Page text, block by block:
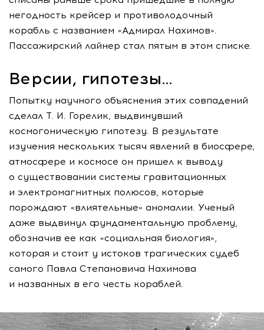
негодность крейсер и противолодочный
корабль с названием «Адмирал Нахимов».
Пассажирский лайнер стал пятым в этом списке.
Версии, гипотезы…
Попытку научного объяснения этих совпадений
сделал Т. И. Горелик, выдвинувший
космогоническую гипотезу. В результате
изучения нескольких тысяч явлений в биосфере,
атмосфере и космосе он пришел к выводу
о существовании системы гравитационных
и электромагнитных полюсов, которые
порождают «влиятельные» аномалии. Ученый
даже выдвинул фундаментальную проблему,
обозначив ее как «социальная биология»,
которая и стоит у истоков трагических судеб
самого Павла Степановича Нахимова
и названных в его честь кораблей.